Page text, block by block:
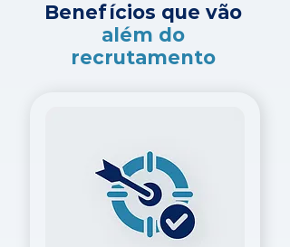
Benefícios que vão
além do
recrutamento